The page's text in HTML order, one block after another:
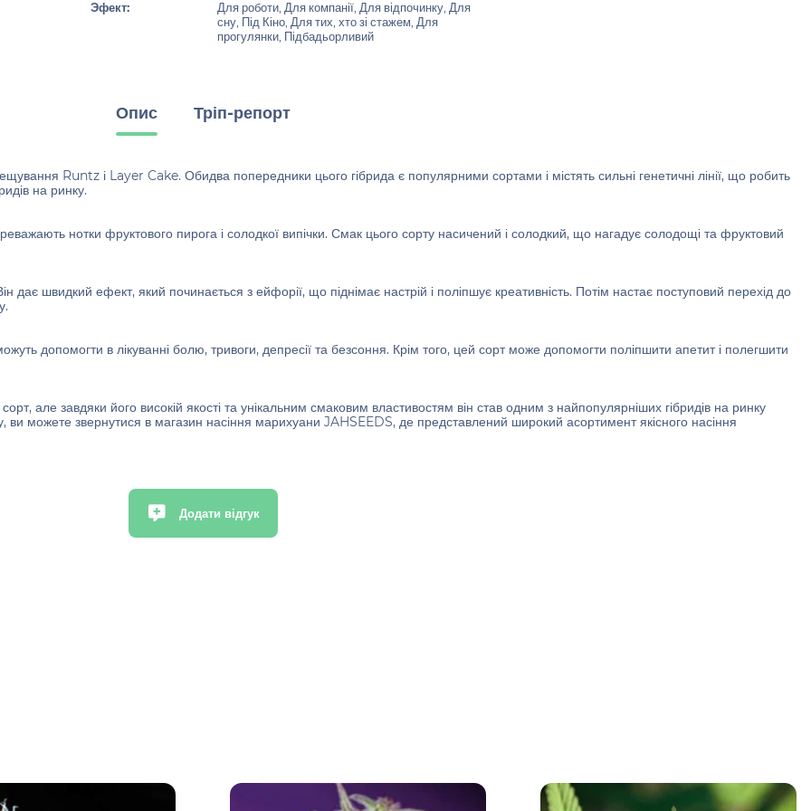
Эфект:
Для роботи, Для компанії, Для відпочинку, Для
сну, Під Кіно, Для тих, хто зі стажем, Для
прогулянки, Підбадьорливий
Опис Тріп-репорт
Runtz і Layer Cake. Обидва попередники цього гібрида є популярними сортами і містять сильні генетичні лінії, що робить
на ринку.
нотки фруктового пирога і солодкої випічки. Смак цього сорту насичений і солодкий, що нагадує солодощі та фруктовий
дає швидкий ефект, який починається з ейфорії, що піднімає настрій і поліпшує креативність. Потім настає поступовий перехід до
допомогти в лікуванні болю, тривоги, депресії та безсоння. Крім того, цей сорт може допомогти поліпшити апетит і полегшити
але завдяки його високій якості та унікальним смаковим властивостям він став одним з найпопулярніших гібридів на ринку
можете звернутися в магазин насіння марихуани JAHSEEDS, де представлений широкий асортимент якісного насіння
Додати відгук